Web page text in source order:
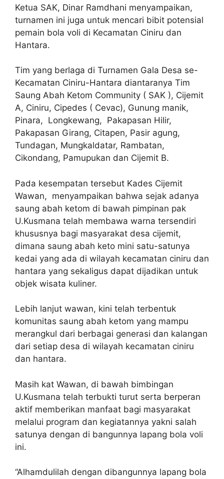
Ketua SAK, Dinar Ramdhani menyampaikan,
turnamen ini juga untuk mencari bibit potensial
pemain bola voli di Kecamatan Ciniru dan
Hantara.
Tim yang berlaga di Turnamen Gala Desa se-
Kecamatan Ciniru-Hantara diantaranya Tim
Saung Abah Ketom Community ( SAK ), Cijemit
A, Ciniru, Cipedes ( Cevac), Gunung manik,
Pinara, Longkewang, Pakapasan Hilir,
Pakapasan Girang, Citapen, Pasir agung,
Tundagan, Mungkaldatar, Rambatan,
Cikondang, Pamupukan dan Cijemit B.
Pada kesempatan tersebut Kades Cijemit
Wawan, menyampaikan bahwa sejak adanya
saung abah ketom di bawah pimpinan pak
U.Kusmana telah membawa warna tersendiri
khususnya bagi masyarakat desa cijemit,
dimana saung abah keto mini satu-satunya
kedai yang ada di wilayah kecamatan ciniru dan
hantara yang sekaligus dapat dijadikan untuk
objek wisata kuliner.
Lebih lanjut wawan, kini telah terbentuk
komunitas saung abah ketom yang mampu
merangkul dari berbagai generasi dan kalangan
dari setiap desa di wilayah kecamatan ciniru
dan hantara.
Masih kat Wawan, di bawah bimbingan
U.Kusmana telah terbukti turut serta berperan
aktif memberikan manfaat bagi masyarakat
melalui program dan kegiatannya yakni salah
satunya dengan di bangunnya lapang bola voli
ini.
“Alhamdulilah dengan dibangunnya lapang bola